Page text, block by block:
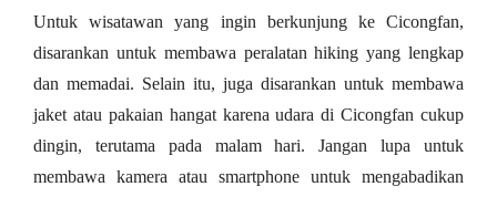
Untuk wisatawan yang ingin berkunjung ke Cicongfan,
disarankan untuk membawa peralatan hiking yang lengkap
dan memadai. Selain itu, juga disarankan untuk membawa
jaket atau pakaian hangat karena udara di Cicongfan cukup
dingin, terutama pada malam hari. Jangan lupa untuk
membawa kamera atau smartphone untuk mengabadikan